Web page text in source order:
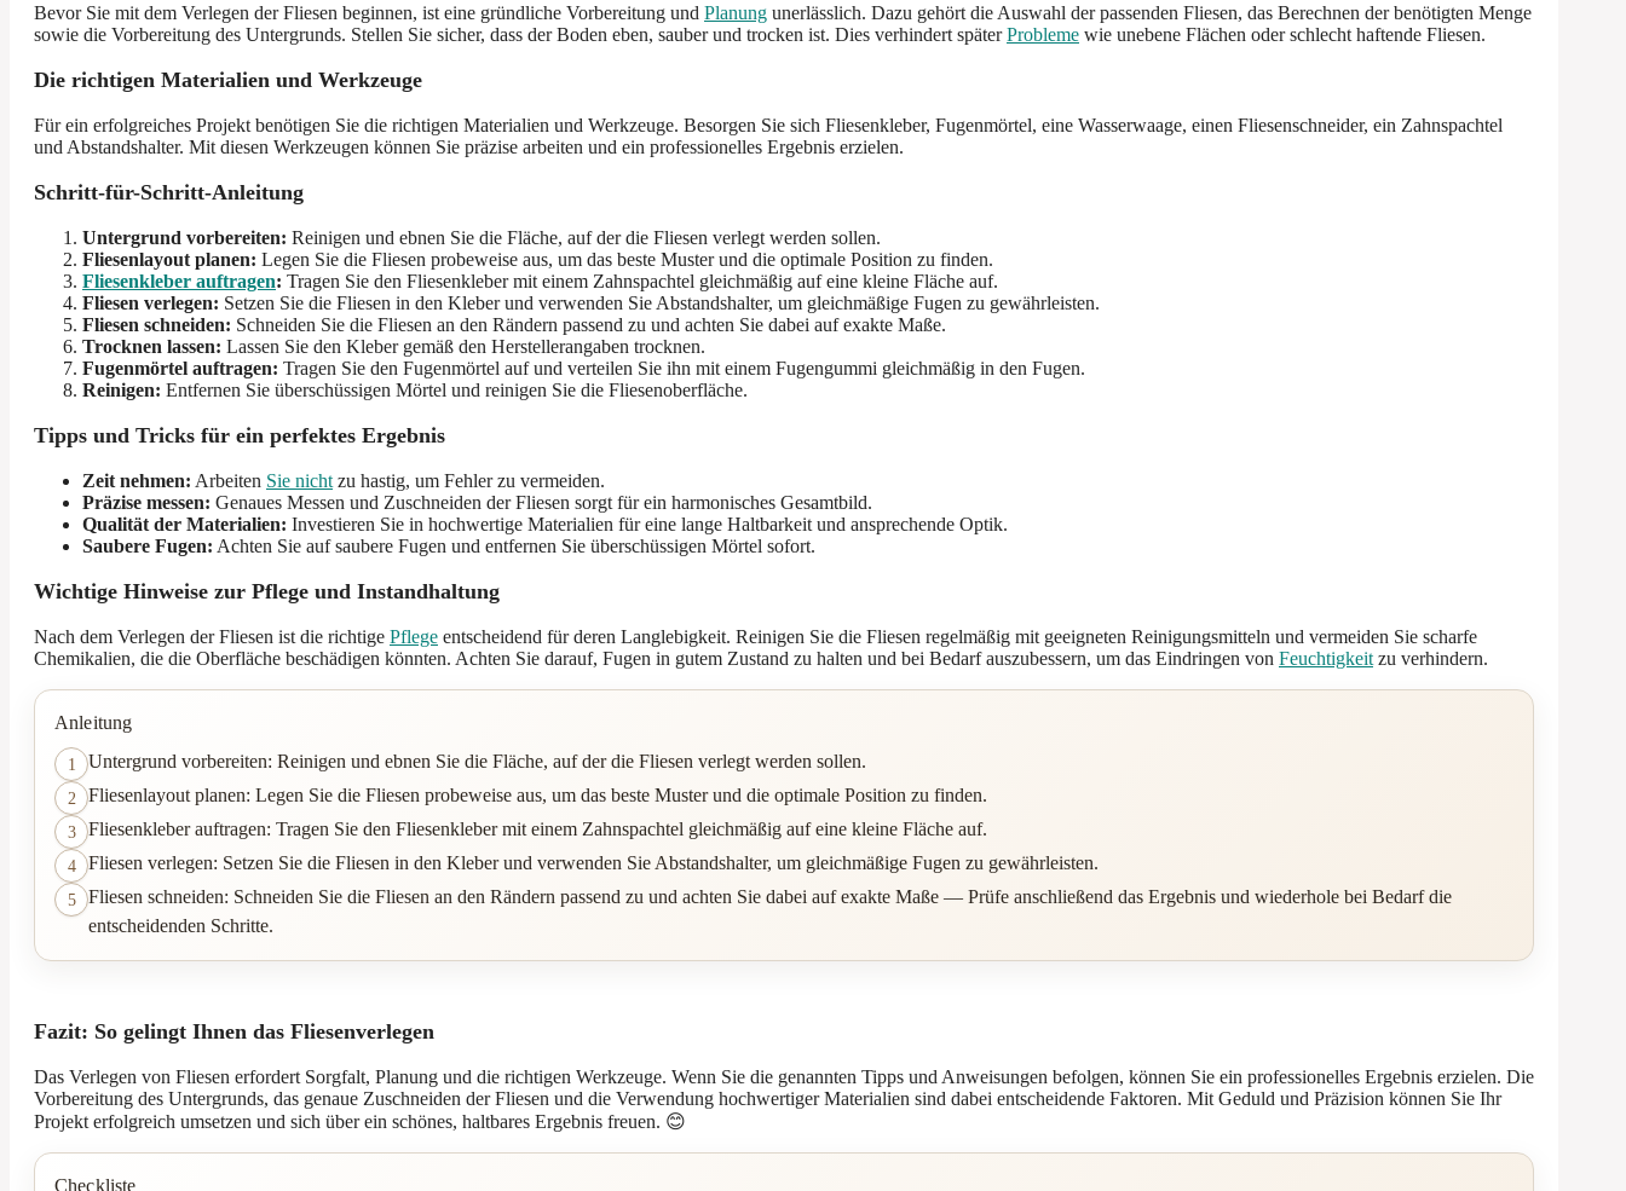
Bevor Sie mit dem Verlegen der Fliesen beginnen, ist eine gründliche Vorbereitung und Planung unerlässlich. Dazu gehört die Auswahl der passenden Fliesen, das Berechnen der benötigten Menge
sowie die Vorbereitung des Untergrunds. Stellen Sie sicher, dass der Boden eben, sauber und trocken ist. Dies verhindert späterProbleme wie unebene Flächen oder schlecht haftende Fliesen.
Die richtigen Materialien und Werkzeuge
Für ein erfolgreiches Projekt benötigen Sie die richtigen Materialien und Werkzeuge. Besorgen Sie sich Fliesenkleber, Fugenmörtel, eine Wasserwaage, einen Fliesenschneider, ein Zahnspachtel
und Abstandshalter. Mit diesen Werkzeugen können Sie präzise arbeiten und ein professionelles Ergebnis erzielen.
Schritt-für-Schritt-Anleitung
Untergrund vorbereiten: Reinigen und ebnen Sie die Fläche, auf der die Fliesen verlegt werden sollen.
Fliesenlayout planen: Legen Sie die Fliesen probeweise aus, um das beste Muster und die optimale Position zu finden.
Fliesenkleber auftragen: Tragen Sie den Fliesenkleber mit einem Zahnspachtel gleichmäßig auf eine kleine Fläche auf.
Fliesen verlegen: Setzen Sie die Fliesen in den Kleber und verwenden Sie Abstandshalter, um gleichmäßige Fugen zu gewährleisten.
Fliesen schneiden: Schneiden Sie die Fliesen an den Rändern passend zu und achten Sie dabei auf exakte Maße.
Trocknen lassen: Lassen Sie den Kleber gemäß den Herstellerangaben trocknen.
Fugenmörtel auftragen: Tragen Sie den Fugenmörtel auf und verteilen Sie ihn mit einem Fugengummi gleichmäßig in den Fugen.
Reinigen: Entfernen Sie überschüssigen Mörtel und reinigen Sie die Fliesenoberfläche.
Tipps und Tricks für ein perfektes Ergebnis
Zeit nehmen: Arbeiten Sie nicht zu hastig, um Fehler zu vermeiden.
Präzise messen: Genaues Messen und Zuschneiden der Fliesen sorgt für ein harmonisches Gesamtbild.
Qualität der Materialien: Investieren Sie in hochwertige Materialien für eine lange Haltbarkeit und ansprechende Optik.
Saubere Fugen: Achten Sie auf saubere Fugen und entfernen Sie überschüssigen Mörtel sofort.
Wichtige Hinweise zur Pflege und Instandhaltung
Nach dem Verlegen der Fliesen ist die richtige Pflege entscheidend für deren Langlebigkeit. Reinigen Sie die Fliesen regelmäßig mit geeigneten Reinigungsmitteln und vermeiden Sie scharfe
Chemikalien, die die Oberfläche beschädigen könnten. Achten Sie darauf, Fugen in gutem Zustand zu halten und bei Bedarf auszubessern, um das Eindringen von Feuchtigkeit zu verhindern.
Anleitung
1 Untergrund vorbereiten: Reinigen und ebnen Sie die Fläche, auf der die Fliesen verlegt werden sollen.
2 Fliesenlayout planen: Legen Sie die Fliesen probeweise aus, um das beste Muster und die optimale Position zu finden.
3 Fliesenkleber auftragen: Tragen Sie den Fliesenkleber mit einem Zahnspachtel gleichmäßig auf eine kleine Fläche auf.
4 Fliesen verlegen: Setzen Sie die Fliesen in den Kleber und verwenden Sie Abstandshalter, um gleichmäßige Fugen zu gewährleisten.
5
Fliesen schneiden: Schneiden Sie die Fliesen an den Rändern passend zu und achten Sie dabei auf exakte Maße — Prüfe anschließend das Ergebnis und wiederhole bei Bedarf die
entscheidenden Schritte.
Fazit: So gelingt Ihnen das Fliesenverlegen
Das Verlegen von Fliesen erfordert Sorgfalt, Planung und die richtigen Werkzeuge. Wenn Sie die genannten Tipps und Anweisungen befolgen, können Sie ein professionelles Ergebnis erzielen. Die
Vorbereitung des Untergrunds, das genaue Zuschneiden der Fliesen und die Verwendung hochwertiger Materialien sind dabei entscheidende Faktoren. Mit Geduld und Präzision können Sie Ihr
Projekt erfolgreich umsetzen und sich über ein schönes, haltbares Ergebnis freuen. 😊
Checkliste